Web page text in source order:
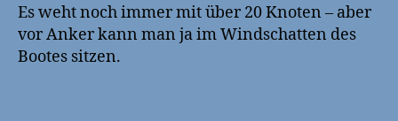
Es weht noch immer mit über 20 Knoten – aber
vor Anker kann man ja im Windschatten des
Bootes sitzen.